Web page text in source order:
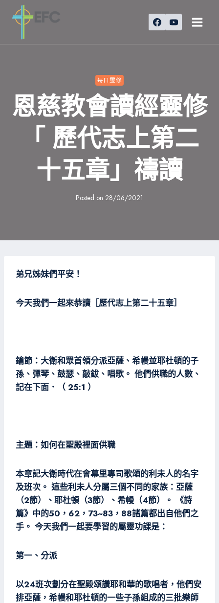
每日靈修
恩慈教會讀經靈修
「 歷代志上第二
十五章」禱讀
Posted on 28/06/2021
弟兄姊妹們平安！
今天我們一起來恭讀［歷代志上第二十五章］
鑰節：大衛和眾首領分派亞薩、希幔並耶杜頓的子
孫、彈琴、鼓瑟、敲鈸、唱歌。 他們供職的人數、
記在下面．（ 25:1 ）
主題：如何在聖殿裡面供職
本章記大衛時代在會幕里專司歌頌的利未人的名字
及班次。 這些利未人分屬三個不同的家族：亞薩
（2節）、耶杜頓（3節）、希幔（4節）。 《詩
篇》中的50，62，73~83，88諸篇都出自他們之
手。 今天我們一起要學習的屬靈功課是：
第一、分派
以24班次劃分在聖殿頌讚耶和華的歌唱者，他們安
排亞薩，希幔和耶杜頓的一些子孫組成的三批樂師